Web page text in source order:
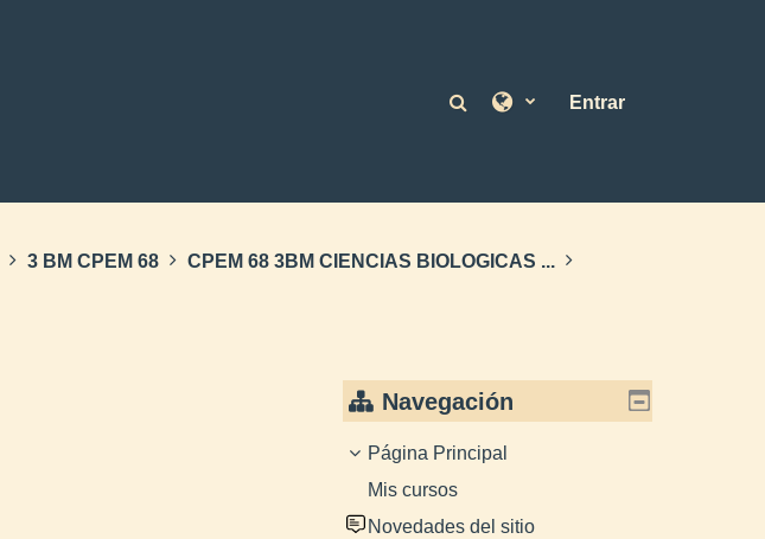
Selector de búsqueda de
Entrar
3 BM CPEM 68 CPEM 68 3BM CIENCIAS BIOLOGICAS ...
Navegación
Página Principal
Mis cursos
Novedades del sitio